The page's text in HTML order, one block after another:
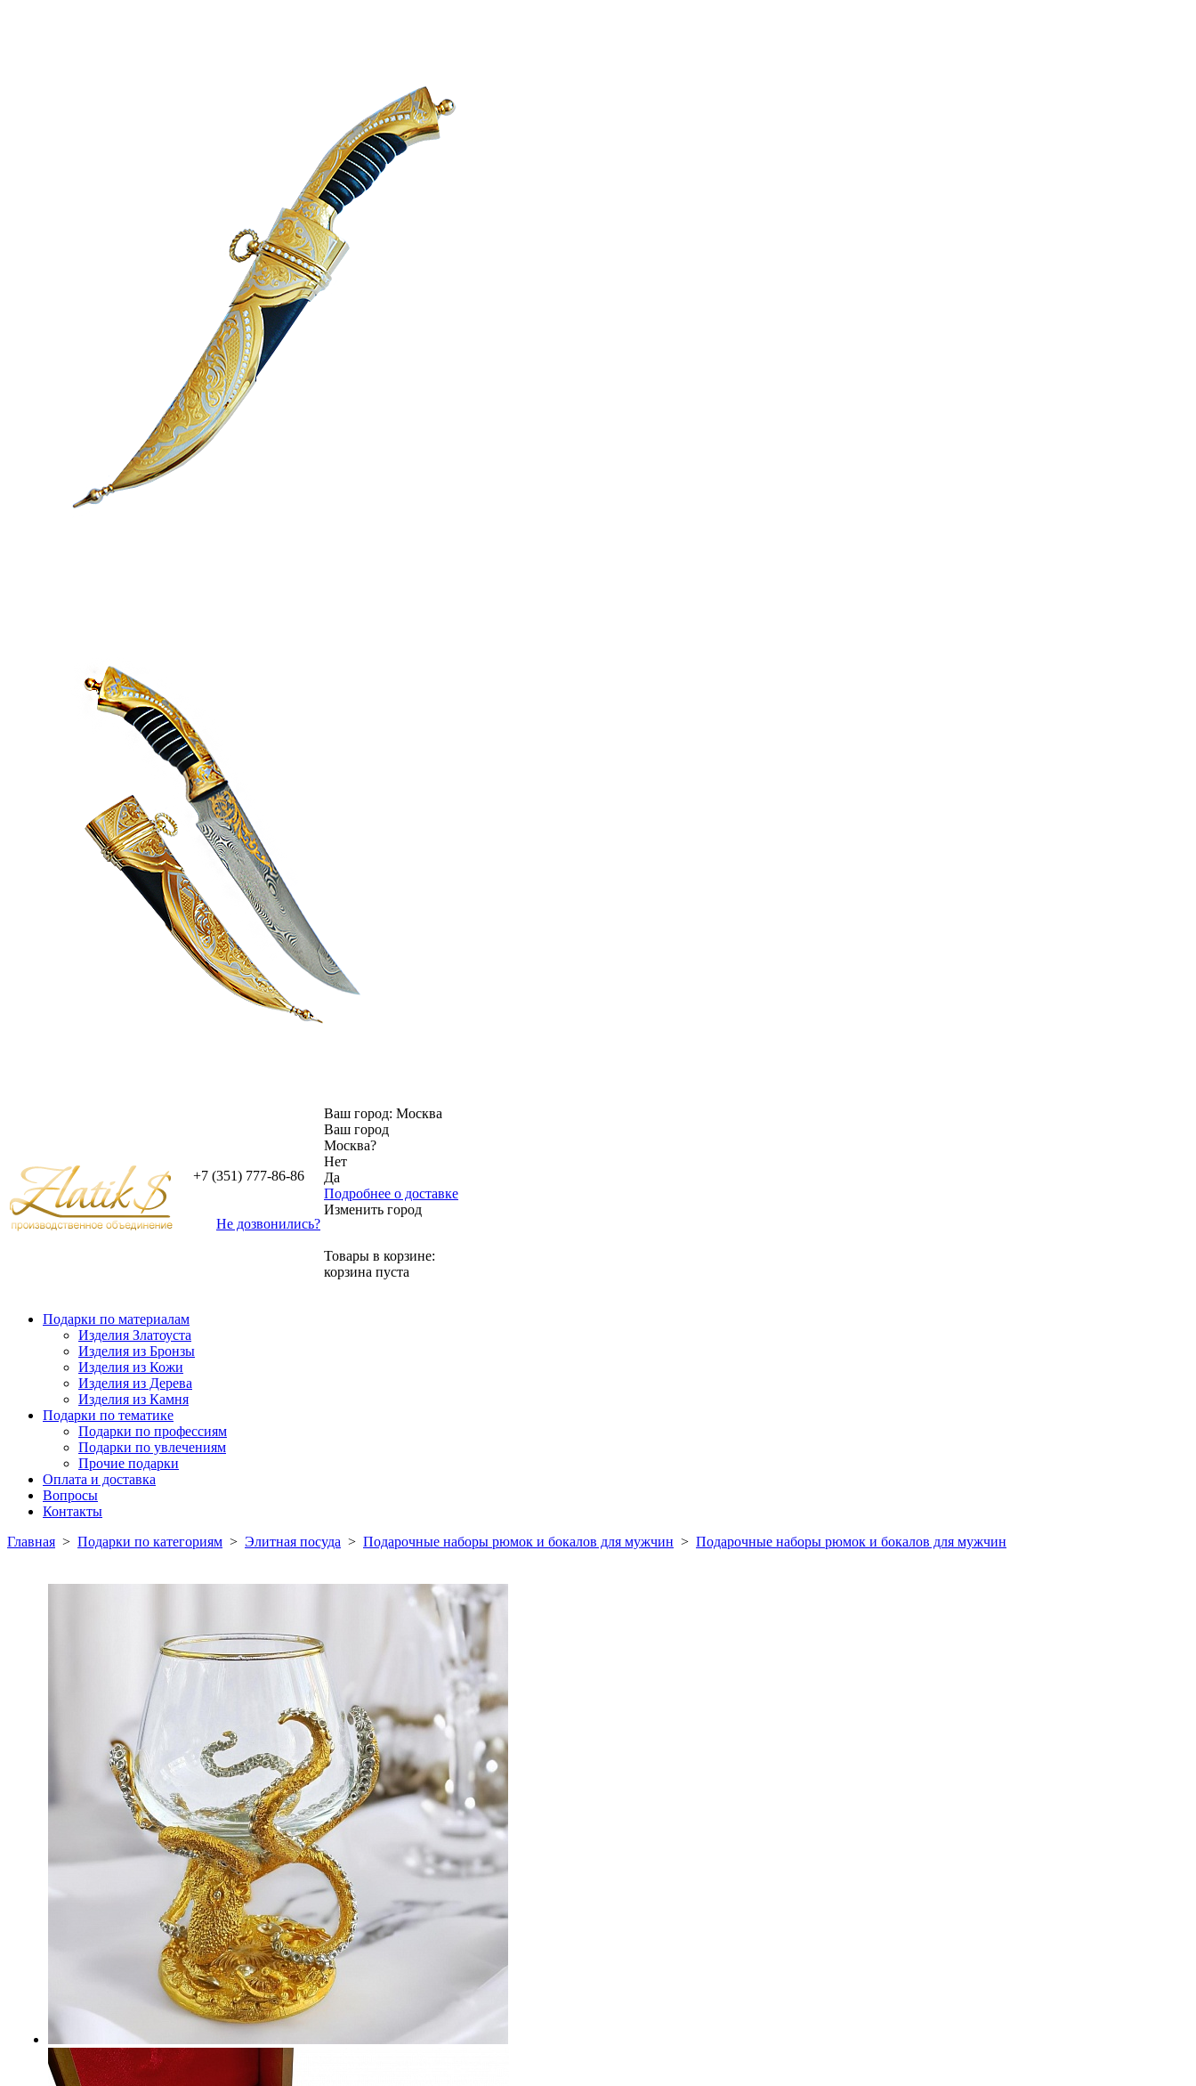
+7 (351) 777-86-86
Не дозвонились?
Ваш город: Москва
Ваш город
Москва?
Нет
Да
Подробнее о доставке
Изменить город
Товары в корзине:
корзина пуста
Подарки по материалам
Изделия Златоуста
Изделия из Бронзы
Изделия из Кожи
Изделия из Дерева
Изделия из Камня
Подарки по тематике
Подарки по профессиям
Подарки по увлечениям
Прочие подарки
Оплата и доставка
Вопросы
Контакты
Главная > Подарки по категориям > Элитная посуда > Подарочные наборы рюмок и бокалов для мужчин > Подарочные наборы рюмок и бокалов для мужчин